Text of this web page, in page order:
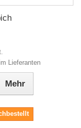
Lieferanten
Mehr